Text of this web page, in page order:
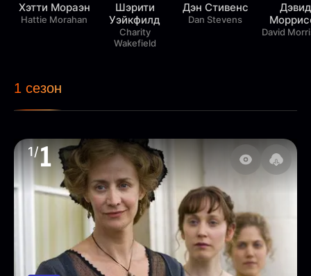
Хэтти Мораэн
Hattie Morahan
Шэрити
Уэйкфилд
Charity
Wakefield
Дэн Стивенс
Dan Stevens
Дэвид
David
1 сезон
1/1